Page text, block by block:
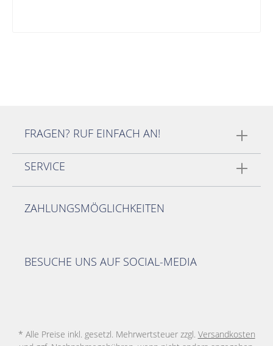
FRAGEN? RUF EINFACH AN!
SERVICE
ZAHLUNGSMÖGLICHKEITEN
BESUCHE UNS AUF SOCIAL-MEDIA
* Alle Preise inkl. gesetzl. Mehrwertsteuer zzgl. Versandkosten